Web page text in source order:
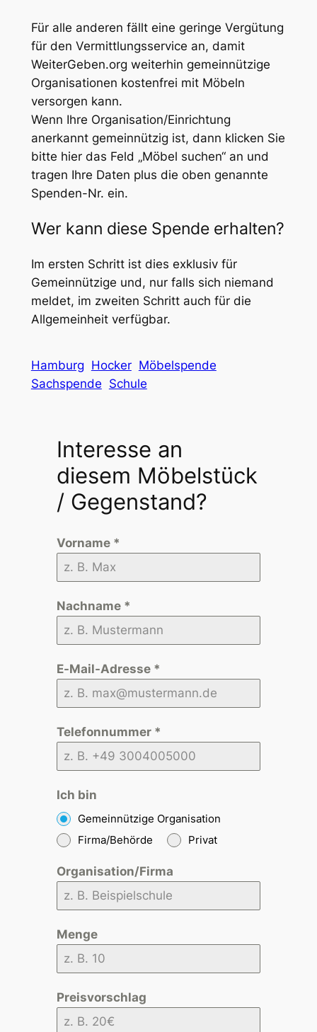
Für alle anderen fällt eine geringe Vergütung
für den Vermittlungsservice an, damit
WeiterGeben.org weiterhin gemeinnützige
Organisationen kostenfrei mit Möbeln
versorgen kann.
Wenn Ihre Organisation/Einrichtung
anerkannt gemeinnützig ist, dann klicken Sie
bitte hier das Feld „Möbel suchen“ an und
tragen Ihre Daten plus die oben genannte
Spenden-Nr. ein.
Wer kann diese Spende erhalten?
Im ersten Schritt ist dies exklusiv für
Gemeinnützige und, nur falls sich niemand
meldet, im zweiten Schritt auch für die
Allgemeinheit verfügbar.
Hamburg Hocker Möbelspende
Sachspende Schule
Interesse an
diesem Möbelstück
/ Gegenstand?
Vorname *
Nachname *
E-Mail-Adresse *
Telefonnummer *
Ich bin
Gemeinnützige Organisation
Firma/Behörde
Privat
Organisation/Firma
Menge
Preisvorschlag